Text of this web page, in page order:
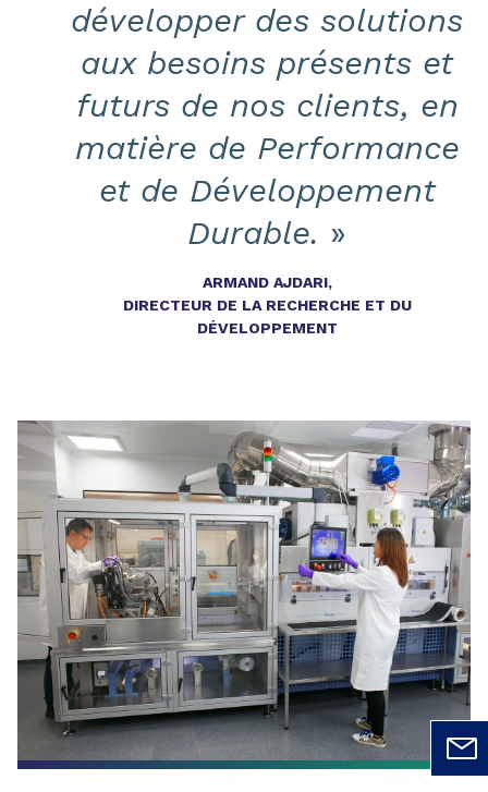
développer des solutions
aux besoins présents et
futurs de nos clients, en
matière de Performance
et de Développement
Durable. »
ARMAND AJDARI,
DIRECTEUR DE LA RECHERCHE ET DU
DÉVELOPPEMENT